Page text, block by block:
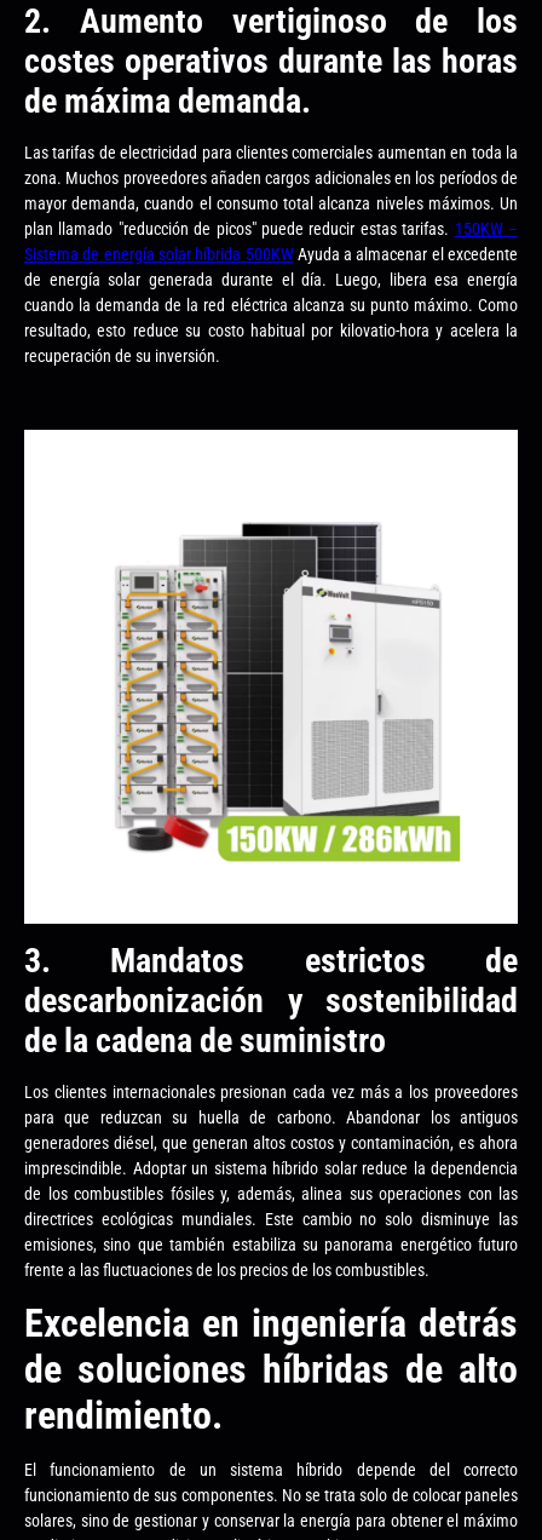
2. Aumento vertiginoso de los
costes operativos durante las horas
de máxima demanda.
Las tarifas de electricidad para clientes comerciales aumentan en toda la
zona. Muchos proveedores añaden cargos adicionales en los períodos de
mayor demanda, cuando el consumo total alcanza niveles máximos. Un
plan llamado "reducción de picos" puede reducir estas tarifas. 150KW –
Sistema de energía solar híbrida 500KW Ayuda a almacenar el excedente
de energía solar generada durante el día. Luego, libera esa energía
cuando la demanda de la red eléctrica alcanza su punto máximo. Como
resultado, esto reduce su costo habitual por kilovatio-hora y acelera la
recuperación de su inversión.
3. Mandatos estrictos de
descarbonización y sostenibilidad
de la cadena de suministro
Los clientes internacionales presionan cada vez más a los proveedores
para que reduzcan su huella de carbono. Abandonar los antiguos
generadores diésel, que generan altos costos y contaminación, es ahora
imprescindible. Adoptar un sistema híbrido solar reduce la dependencia
de los combustibles fósiles y, además, alinea sus operaciones con las
directrices ecológicas mundiales. Este cambio no solo disminuye las
emisiones, sino que también estabiliza su panorama energético futuro
frente a las fluctuaciones de los precios de los combustibles.
Excelencia en ingeniería detrás
de soluciones híbridas de alto
rendimiento.
El funcionamiento de un sistema híbrido depende del correcto
funcionamiento de sus componentes. No se trata solo de colocar paneles
solares, sino de gestionar y conservar la energía para obtener el máximo